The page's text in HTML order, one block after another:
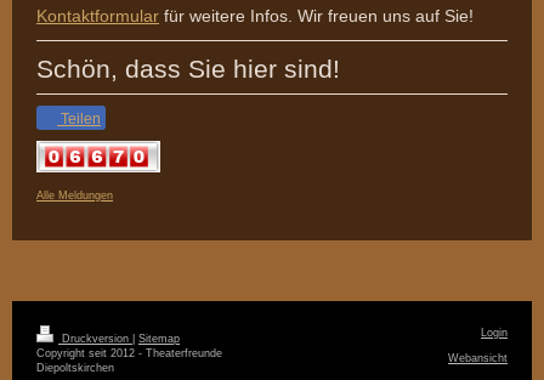
Kontaktformular für weitere Infos. Wir freuen uns auf Sie!
Schön, dass Sie hier sind!
Teilen
Alle Meldungen
Druckversion
Sitemap
Copyright seit 2012 - Theaterfreunde
Diepoltskirchen
Login
Webansicht